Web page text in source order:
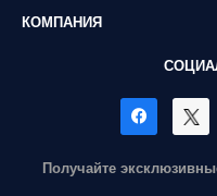
КОМПАНИЯ
Получайте